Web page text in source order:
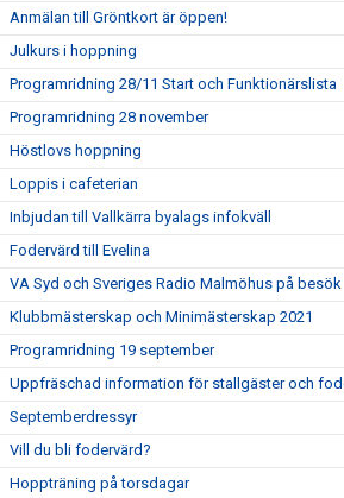
Anmälan till Gröntkort är öppen!
Julkurs i hoppning
Programridning 28/11 Start och Funktionärslista
Programridning 28 november
Höstlovs hoppning
Loppis i cafeterian
Inbjudan till Vallkärra byalags infokväll
Fodervärd till Evelina
VA Syd och Sveriges Radio Malmöhus på besök
Klubbmästerskap och Minimästerskap 2021
Programridning 19 september
Uppfräschad information för stallgäster och
Septemberdressyr
Vill du bli fodervärd?
Hoppträning på torsdagar